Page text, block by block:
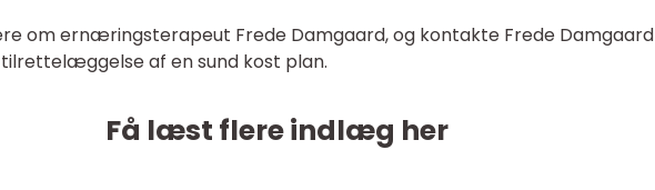
om ernæringsterapeut Frede Damgaard, og kontakte Frede Damgaard
af en sund kost plan.
Få læst flere indlæg her